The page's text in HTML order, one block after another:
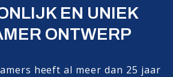
EN UNIEK
ONTWERP
heeft al meer dan 25 jaar